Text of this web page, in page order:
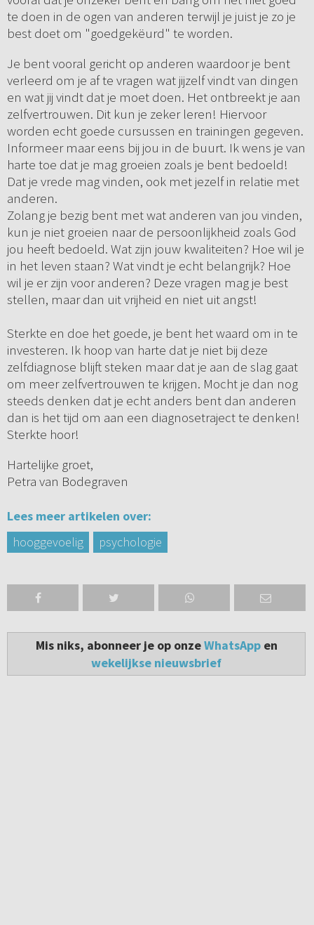
te doen in de ogen van anderen terwijl je juist je zo je
best doet om "goedgekëurd" te worden.
Je bent vooral gericht op anderen waardoor je bent
verleerd om je af te vragen wat jijzelf vindt van dingen
en wat jij vindt dat je moet doen. Het ontbreekt je aan
zelfvertrouwen. Dit kun je zeker leren! Hiervoor
worden echt goede cursussen en trainingen gegeven.
Informeer maar eens bij jou in de buurt. Ik wens je van
harte toe dat je mag groeien zoals je bent bedoeld!
Dat je vrede mag vinden, ook met jezelf in relatie met
anderen.
Zolang je bezig bent met wat anderen van jou vinden,
kun je niet groeien naar de persoonlijkheid zoals God
jou heeft bedoeld. Wat zijn jouw kwaliteiten? Hoe wil je
in het leven staan? Wat vindt je echt belangrijk? Hoe
wil je er zijn voor anderen? Deze vragen mag je best
stellen, maar dan uit vrijheid en niet uit angst!
Sterkte en doe het goede, je bent het waard om in te
investeren. Ik hoop van harte dat je niet bij deze
zelfdiagnose blijft steken maar dat je aan de slag gaat
om meer zelfvertrouwen te krijgen. Mocht je dan nog
steeds denken dat je echt anders bent dan anderen
dan is het tijd om aan een diagnosetraject te denken!
Sterkte hoor!
Hartelijke groet,
Petra van Bodegraven
Lees meer artikelen over:
hooggevoelig
psychologie
Mis niks, abonneer je op onzeWhatsAppen
wekelijkse nieuwsbrief